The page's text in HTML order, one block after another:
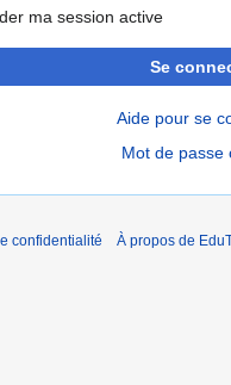
ma session active
Se
Aide pour se
Mot de passe
confidentialité À propos de